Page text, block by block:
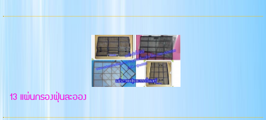
13 แผ่นกรองฝุ่นละออง